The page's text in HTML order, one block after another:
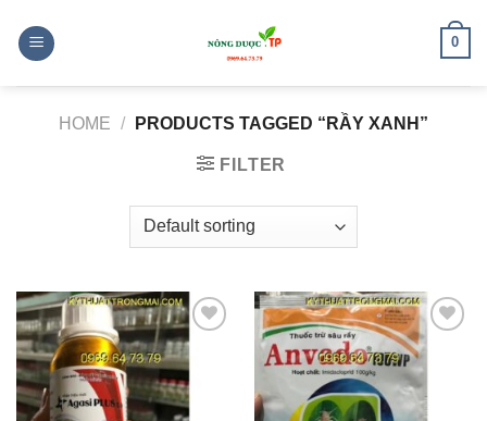
content
0
HOME / PRODUCTS TAGGED “RẦY XANH”
FILTER
Add to
wishlist
Add to
wishlist